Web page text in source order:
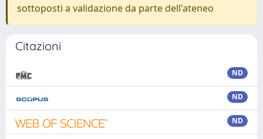
sottoposti a validazione da parte dell'ateneo
Citazioni
ND
ND
ND